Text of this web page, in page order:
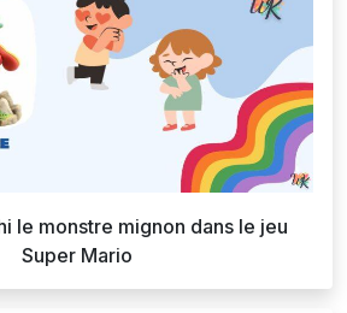
le monstre mignon dans le jeu
Super Mario